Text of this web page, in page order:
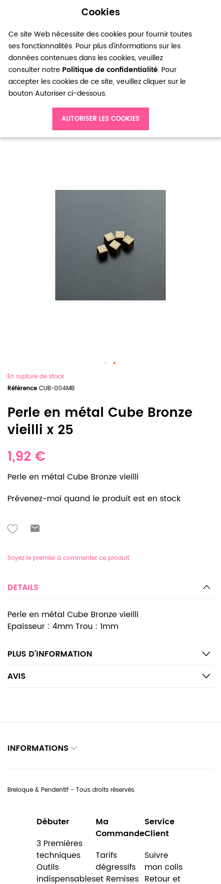
Cookies
Ce site Web nécessite des cookies pour fournir toutes
ses fonctionnalités. Pour plus d'informations sur les
données contenues dans les cookies, veuillez
consulter notre Politique de confidentialité. Pour
accepter les cookies de ce site, veuillez cliquer sur le
bouton Autoriser ci-dessous.
AUTORISER LES COOKIES
0
Perle en métal Cube Bronze vieilli x 25
En rupture de stock
Référence CUB-004MB
Perle en métal Cube Bronze
vieilli x 25
1,92 €
Perle en métal Cube Bronze vieilli
Prévenez-moi quand le produit est en stock
Soyez le premier à commenter ce produit
DETAILS
Perle en métal Cube Bronze vieilli
Epaisseur : 4mm Trou : 1mm
PLUS D’INFORMATION
AVIS
INFORMATIONS
Breloque & Pendentif - Tous droits réservés.
Débuter
3 Premières
techniques
Outils
indispensables
Ma
Commande
Tarifs
dégressifs
et Remises
Service
Client
Suivre
mon colis
Retour et